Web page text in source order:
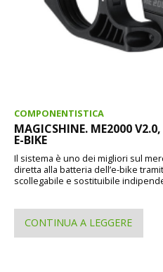
COMPONENTISTICA
MAGICSHINE. ME2000
E-BIKE
Il sistema è uno dei migliori sul
diretta alla batteria dell’e-bike
scollegabile e sostituibile
CONTINUA A LEGGERE